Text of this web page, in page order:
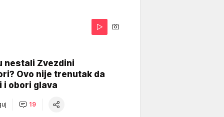
nestali Zvezdini
Ovo nije trenutak da
i obori glava
19